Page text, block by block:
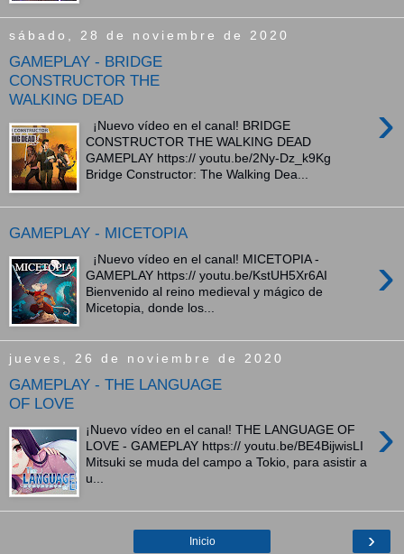
sábado, 28 de noviembre de 2020
GAMEPLAY - BRIDGE
CONSTRUCTOR THE
WALKING DEAD
›
¡Nuevo vídeo en el canal! BRIDGE
CONSTRUCTOR THE WALKING DEAD
GAMEPLAY https:// youtu.be/2Ny-Dz_k9Kg
Bridge Constructor: The Walking Dea...
GAMEPLAY - MICETOPIA
›
¡Nuevo vídeo en el canal! MICETOPIA -
GAMEPLAY https:// youtu.be/KstUH5Xr6AI
Bienvenido al reino medieval y mágico de
Micetopia, donde los...
jueves, 26 de noviembre de 2020
GAMEPLAY - THE LANGUAGE
OF LOVE
›
¡Nuevo vídeo en el canal! THE LANGUAGE OF
LOVE - GAMEPLAY https:// youtu.be/BE4BijwisLI
Mitsuki se muda del campo a Tokio, para asistir a
u...
›
Inicio